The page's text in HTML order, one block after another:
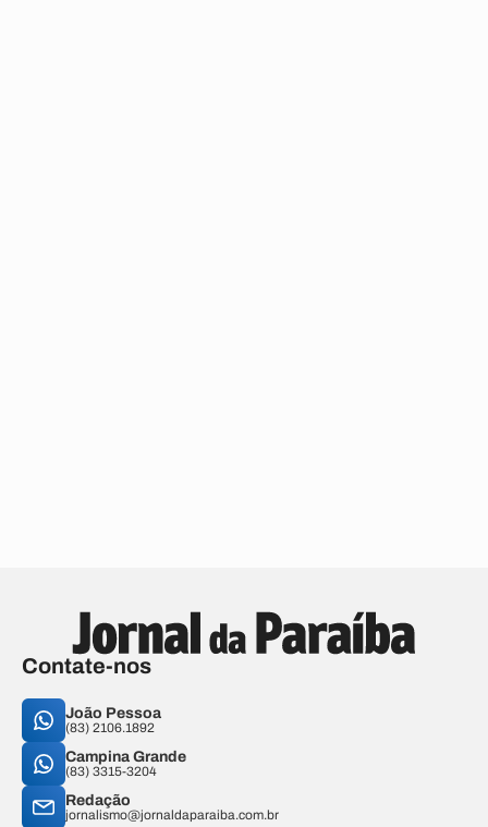
Contate-nos
João Pessoa
(83) 2106.1892
Campina Grande
(83) 3315-3204
Redação
jornalismo@jornaldaparaiba.com.br